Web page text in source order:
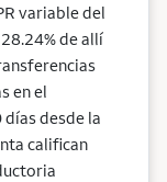
variable del
de allí
en el
desde la
califican